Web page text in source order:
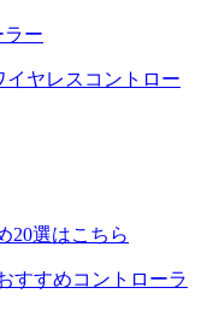
ラー
イヤレスコントロー
20選はこちら
すすめコントローラ